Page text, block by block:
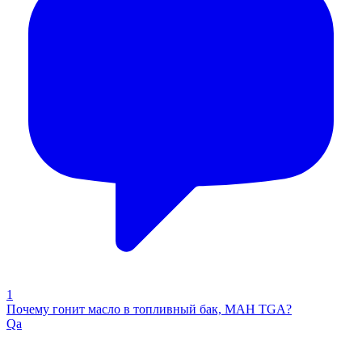
1
Почему гонит масло в топливный бак, МАН TGA?
Qa